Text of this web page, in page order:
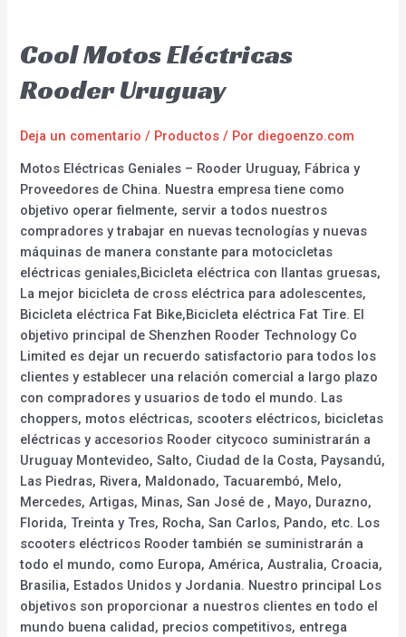
Cool Motos Eléctricas
Rooder Uruguay
Deja un comentario / Productos / Por diegoenzo.com
Motos Eléctricas Geniales – Rooder Uruguay, Fábrica y
Proveedores de China. Nuestra empresa tiene como
objetivo operar fielmente, servir a todos nuestros
compradores y trabajar en nuevas tecnologías y nuevas
máquinas de manera constante para motocicletas
eléctricas geniales,Bicicleta eléctrica con llantas gruesas,
La mejor bicicleta de cross eléctrica para adolescentes,
Bicicleta eléctrica Fat Bike,Bicicleta eléctrica Fat Tire. El
objetivo principal de Shenzhen Rooder Technology Co
Limited es dejar un recuerdo satisfactorio para todos los
clientes y establecer una relación comercial a largo plazo
con compradores y usuarios de todo el mundo. Las
choppers, motos eléctricas, scooters eléctricos, bicicletas
eléctricas y accesorios Rooder citycoco suministrarán a
Uruguay Montevideo, Salto, Ciudad de la Costa, Paysandú,
Las Piedras, Rivera, Maldonado, Tacuarembó, Melo,
Mercedes, Artigas, Minas, San José de , Mayo, Durazno,
Florida, Treinta y Tres, Rocha, San Carlos, Pando, etc. Los
scooters eléctricos Rooder también se suministrarán a
todo el mundo, como Europa, América, Australia, Croacia,
Brasilia, Estados Unidos y Jordania. Nuestro principal Los
objetivos son proporcionar a nuestros clientes en todo el
mundo buena calidad, precios competitivos, entrega